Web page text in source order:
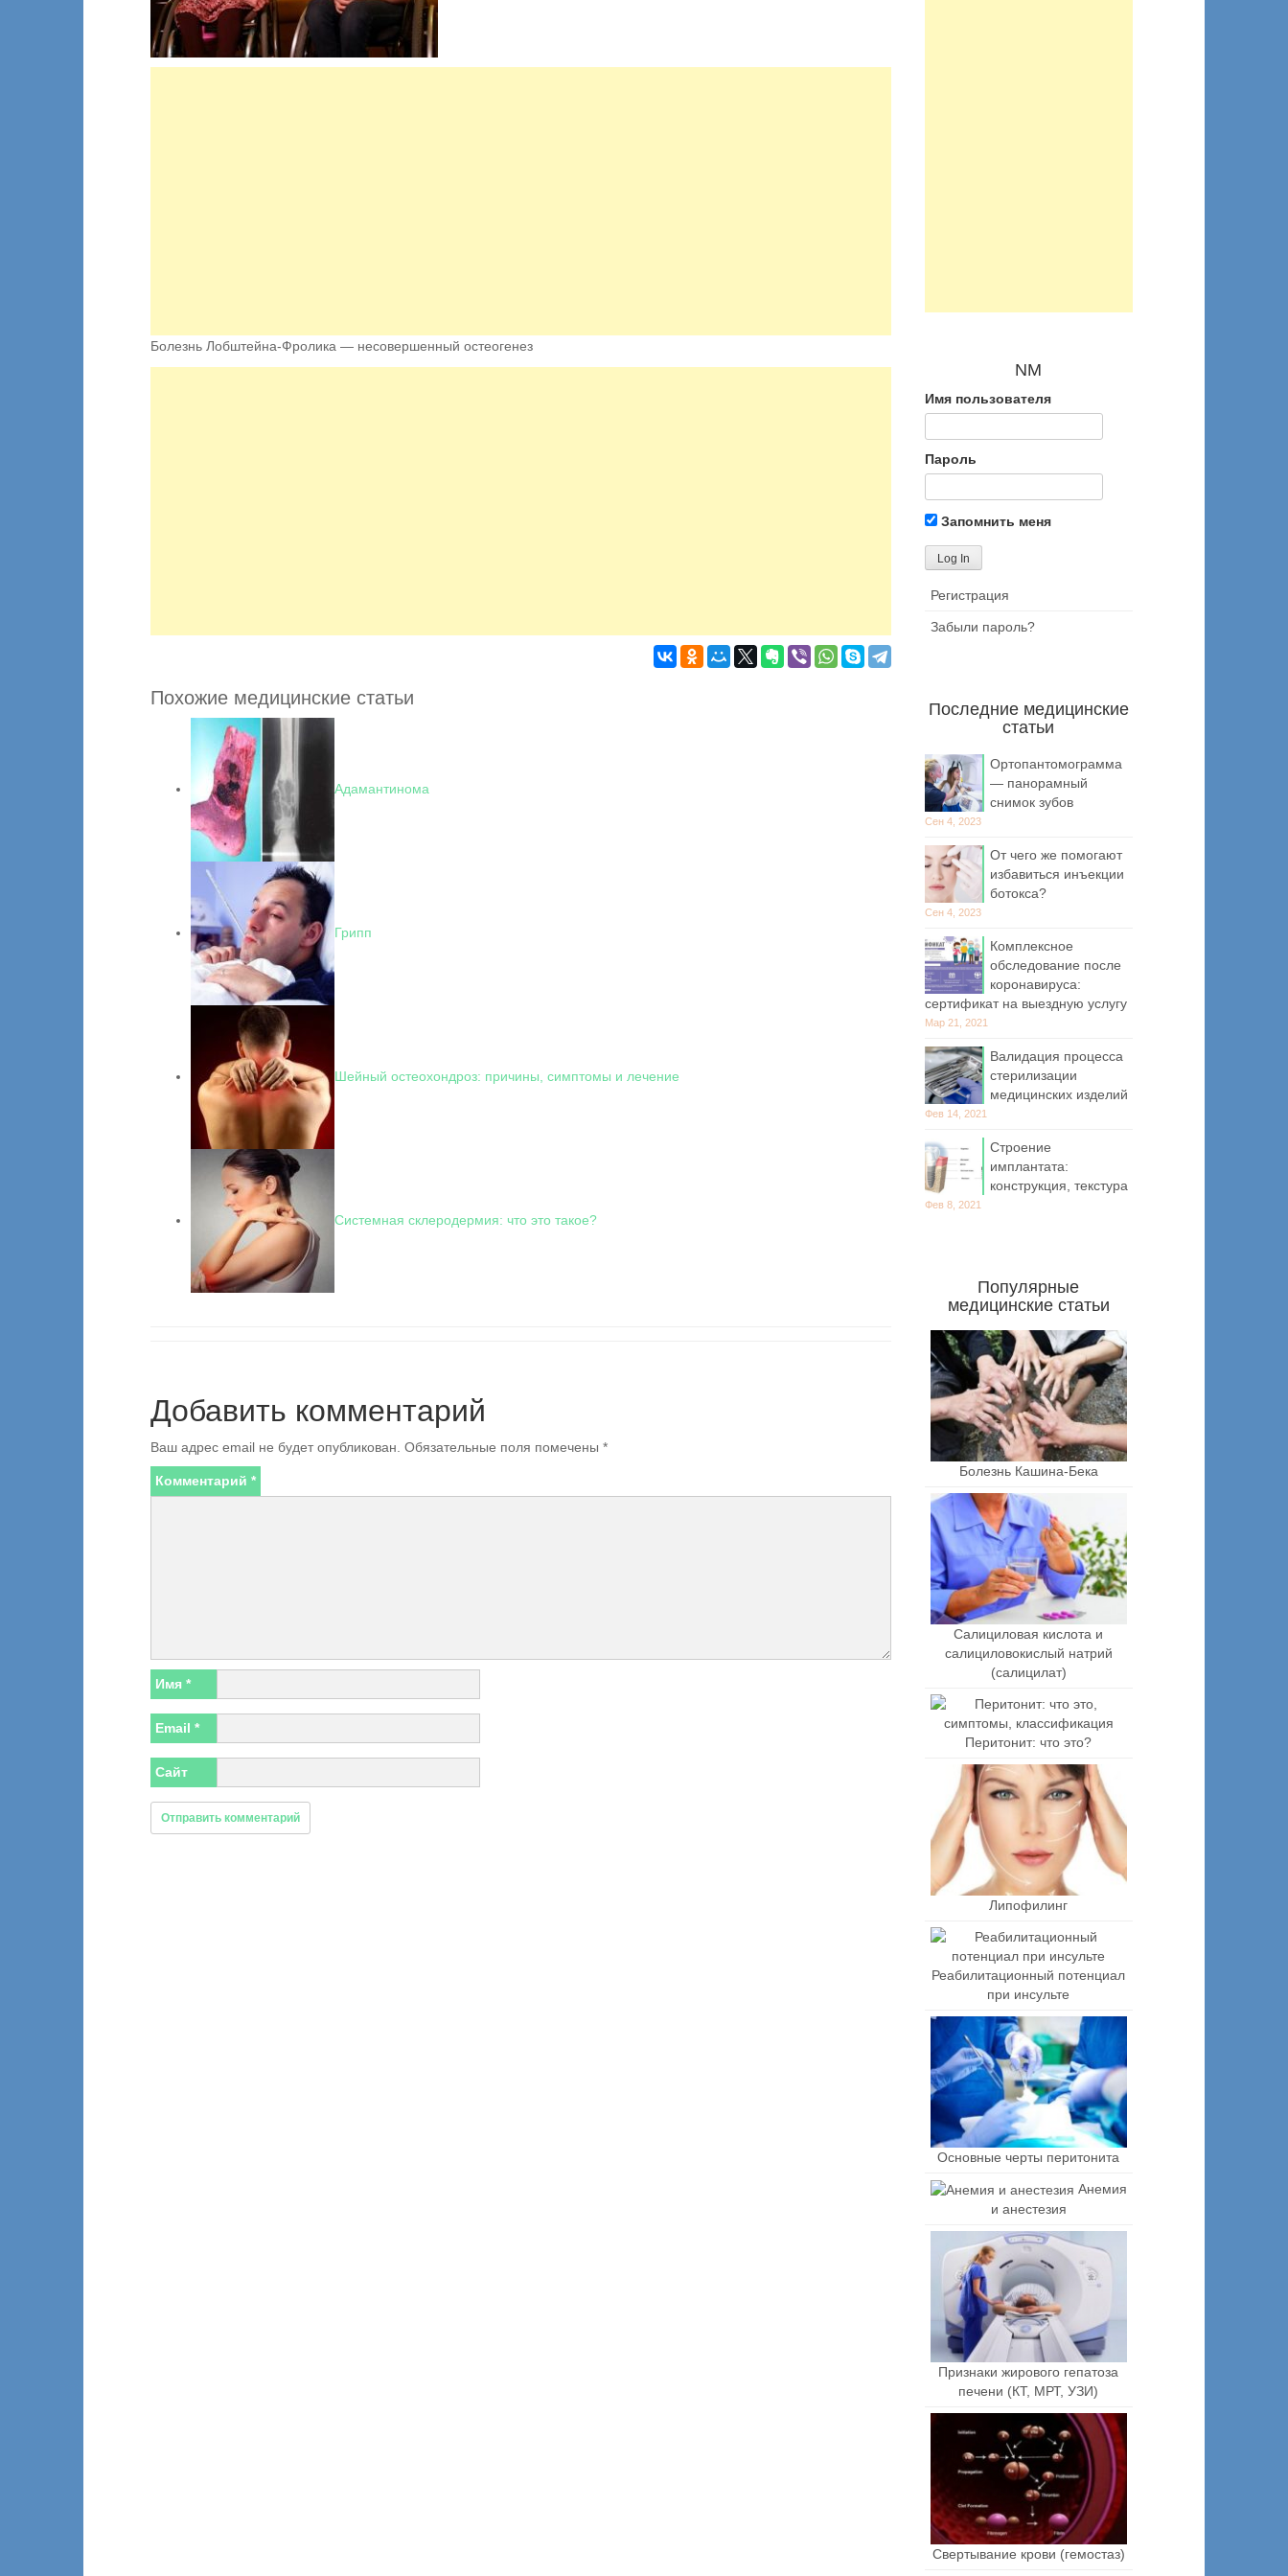
Болезнь Лобштейна-Фролика — несовершенный остеогенез
Похожие медицинские статьи
Адамантинома
Грипп
Шейный остеохондроз: причины, симптомы и лечение
Системная склеродермия: что это такое?
Добавить комментарий
Ваш адрес email не будет опубликован. Обязательные поля помечены *
Комментарий *
Имя *
Email *
Сайт
NM
Имя пользователя
Пароль
Запомнить меня
Регистрация
Забыли пароль?
Последние медицинские
статьи
Ортопантомограмма
— панорамный
снимок зубов
Сен 4, 2023
От чего же помогают
избавиться инъекции
ботокса?
Сен 4, 2023
Комплексное
обследование после
коронавируса:
сертификат на выездную услугу
Мар 21, 2021
Валидация процесса
стерилизации
медицинских изделий
Фев 14, 2021
Строение
имплантата:
конструкция, текстура
Фев 8, 2021
Популярные
медицинские статьи
Болезнь Кашина-Бека
Салициловая кислота и
салициловокислый натрий
(салицилат)
Перитонит: что это?
Липофилинг
Реабилитационный потенциал
при инсульте
Основные черты перитонита
Анемия
и анестезия
Признаки жирового гепатоза
печени (КТ, МРТ, УЗИ)
Свертывание крови (гемостаз)